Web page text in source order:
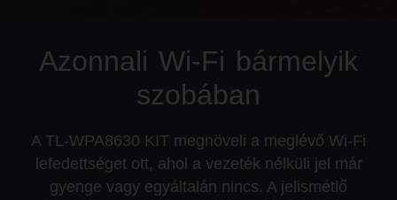
Azonnali Wi-Fi bármelyik
szobában
A TL-WPA8630 KIT megnöveli a meglévő Wi-Fi
lefedettséget ott, ahol a vezeték nélküli jel már
gyenge vagy egyáltalán nincs. A jelismétlő